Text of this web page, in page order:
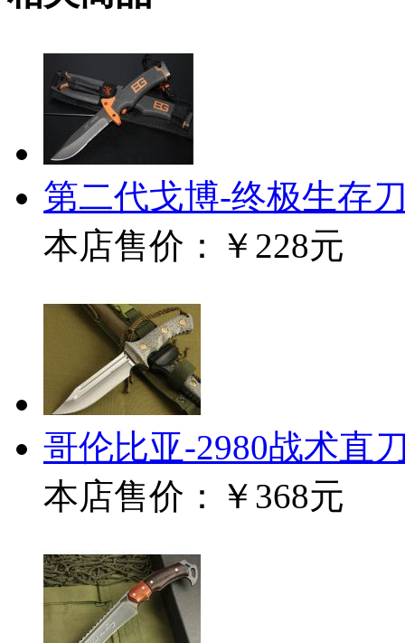
第二代戈博-终极生存
本店售价：
￥228元
哥伦比亚-2980战术直
本店售价：
￥368元